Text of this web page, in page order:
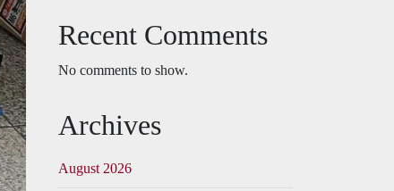
Recent Comments
No comments to show.
Archives
August 2026